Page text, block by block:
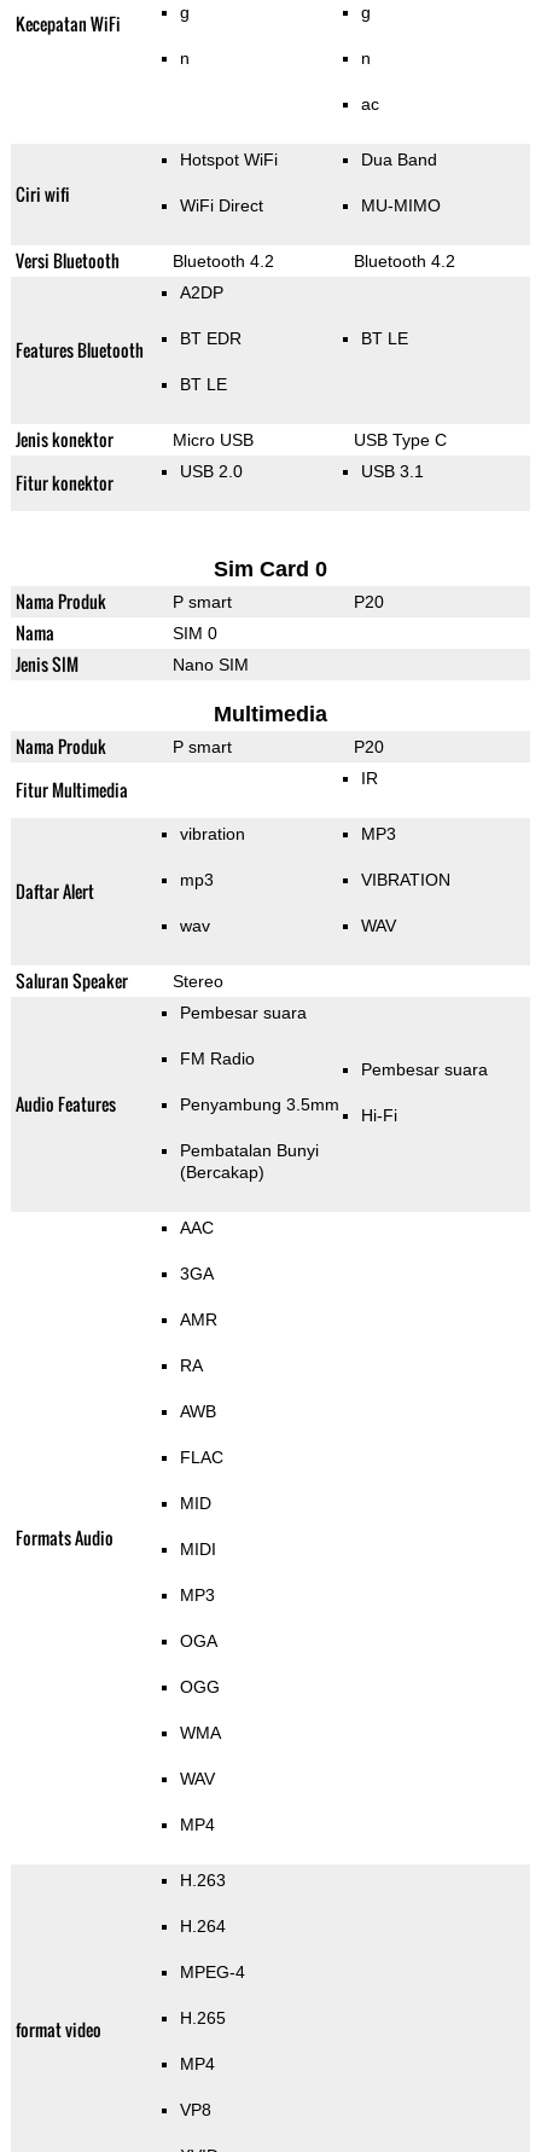
Kecepatan WiFi g
n
g
n
ac
Ciri wifi
Hotspot WiFi
WiFi Direct
Dua Band
MU-MIMO
Versi Bluetooth Bluetooth 4.2 Bluetooth 4.2
Features Bluetooth
A2DP
BT EDR
BT LE
BT LE
Jenis konektor Micro USB USB Type C
Fitur konektor USB 2.0 USB 3.1
Sim Card 0
Nama Produk P smart P20
Nama SIM 0
Jenis SIM Nano SIM
Multimedia
Nama Produk P smart P20
Fitur Multimedia IR
Daftar Alert
vibration
mp3
wav
MP3
VIBRATION
WAV
Saluran Speaker Stereo
Audio Features
Pembesar suara
FM Radio
Penyambung 3.5mm
Pembatalan Bunyi
(Bercakap)
Pembesar suara
Hi-Fi
Formats Audio
AAC
3GA
AMR
RA
AWB
FLAC
MID
MIDI
MP3
OGA
OGG
WMA
WAV
MP4
format video
H.263
H.264
MPEG-4
H.265
MP4
VP8